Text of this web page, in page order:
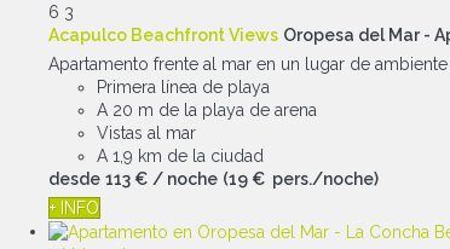
6 3
Acapulco Beachfront Views Oropesa del Mar -
Apartamento frente al mar en un lugar de
Primera línea de playa
A 20 m de la playa de arena
Vistas al mar
A 1,9 km de la ciudad
desde 113 € / noche (19 € pers./noche)
+ INFO